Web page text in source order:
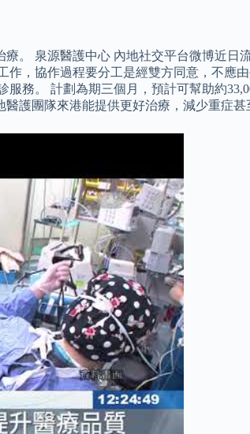
。 泉源醫護中心 內地社交平台微博近日
，協作過程要分工是經雙方同意，不應
務。 計劃為期三個月，預計可幫助約
護團隊來港能提供更好治療，減少重症甚